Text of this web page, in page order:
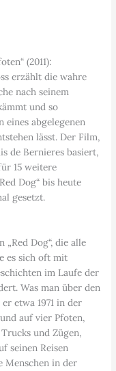
(2011):
erzählt die wahre
nach seinem
und so
eines abgelegenen
lässt. Der Film,
de Bernieres basiert,
15 weitere
Dog“ bis heute
gesetzt.
Dog“, die alle
es sich oft mit
im Laufe der
Was man über den
etwa 1971 in der
auf vier Pfoten,
und Zügen,
seinen Reisen
Menschen in der